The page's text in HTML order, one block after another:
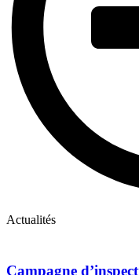
Actualités
Campagne